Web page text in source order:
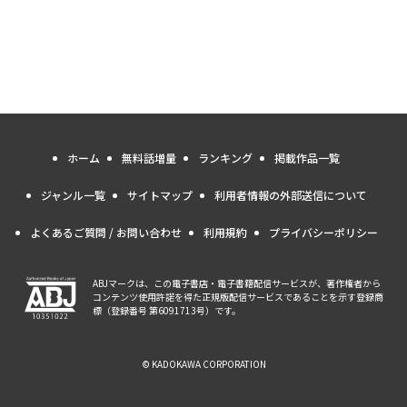
ホーム 無料話増量 ランキング 掲載作品一覧
ジャンル一覧 サイトマップ 利用者情報の外部送信について
よくあるご質問 / お問い合わせ 利用規約 プライバシーポリシー
ABJマークは、この電子書店・電子書籍配信サービスが、著作権者から
コンテンツ使用許諾を得た正規版配信サービスであることを示す登録商
標（登録番号 第6091713号）です。
© KADOKAWA CORPORATION